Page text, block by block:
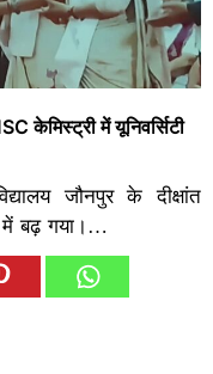
केमिस्ट्री में यूनिवर्सिटी
जौनपुर के दीक्षांत
में बढ़ गया।…